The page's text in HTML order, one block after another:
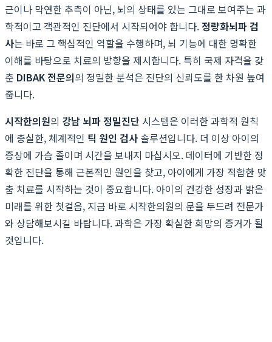
근이나 막연한 추측이 아닌, 뇌의 상태를 있는 그대로 보여주는 과
학적이고 객관적인 진단에서 시작되어야 합니다.정량화뇌파 검
사는 바로 그 핵심적인 역할을 수행하며, 뇌 기능에 대한 명확한
이해를 바탕으로 치료의 방향을 제시합니다. 특히 국제 자격을 갖
춘 DIBAK 전문의의 정밀한 분석은 진단의 신뢰도를 한 차원 높여
줍니다.
시작한의원의 강남 뇌파 정밀진단 시스템은 이러한 과학적 원칙
에 충실한, 체계적인 틱 원인 검사 솔루션입니다. 더 이상 아이의
증상에 가슴 졸이며 시간을 보내지 마십시오. 데이터에 기반한 정
확한 진단을 통해 근본적인 원인을 찾고, 아이에게 가장 적합한 맞
춤 치료를 시작하는 것이 중요합니다. 아이의 건강한 성장과 밝은
미래를 위한 첫걸음, 지금 바로 시작한의원의 문을 두드려 전문가
와 상담해보시길 바랍니다. 과학은 가장 확실한 희망의 증거가 될
것입니다.